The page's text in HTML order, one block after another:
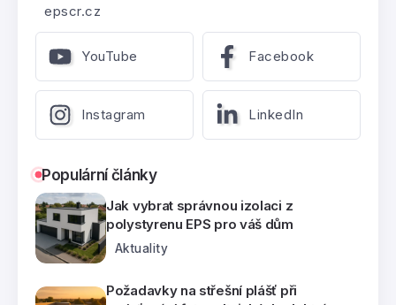
epscr.cz
YouTube Facebook
Instagram LinkedIn
Populární články
Jak vybrat správnou izolaci z
polystyrenu EPS pro váš dům
Aktuality
Požadavky na střešní plášť při